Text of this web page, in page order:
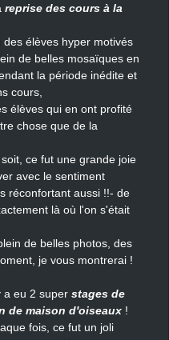
reprise des cours à la
des élèves hyper motivés
de belles mosaïques en
la période inédite et
cours,
élèves qui en ont profité
chose que de la
ce fut une grande joie
avec le sentiment
réconfortant aussi !!- de
là où l'on s'était
de belles photos, des
je vous montrerai !
eu 2 super stages de
de maison d'oiseaux !
fois, ce fut un joli